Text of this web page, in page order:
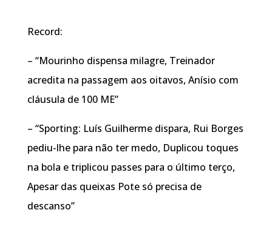
Record:
– “Mourinho dispensa milagre, Treinador
acredita na passagem aos oitavos, Anísio com
cláusula de 100 ME”
– “Sporting: Luís Guilherme dispara, Rui Borges
pediu-lhe para não ter medo, Duplicou toques
na bola e triplicou passes para o último terço,
Apesar das queixas Pote só precisa de
descanso”